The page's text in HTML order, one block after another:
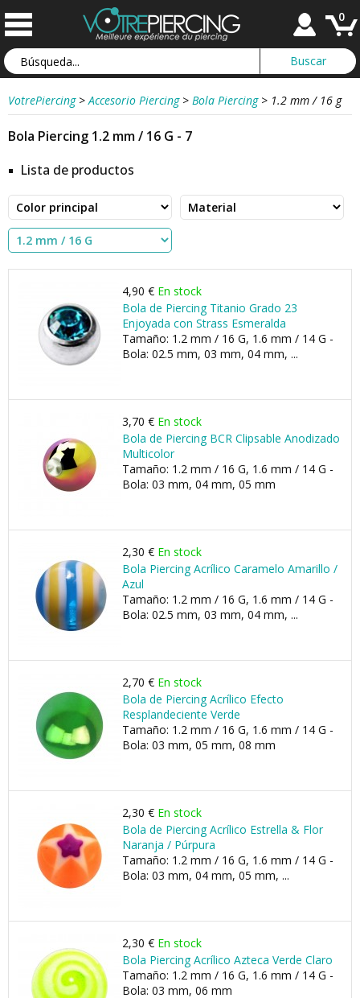
0
VotrePiercing > Accesorio Piercing > Bola Piercing > 1.2 mm / 16 g
Bola Piercing 1.2 mm / 16 G - 7
Lista de productos
4,90 € En stock
Bola de Piercing Titanio Grado 23
Enjoyada con Strass Esmeralda
Tamaño: 1.2 mm / 16 G, 1.6 mm / 14 G -
Bola: 02.5 mm, 03 mm, 04 mm, ...
3,70 € En stock
Bola de Piercing BCR Clipsable Anodizado
Multicolor
Tamaño: 1.2 mm / 16 G, 1.6 mm / 14 G -
Bola: 03 mm, 04 mm, 05 mm
2,30 € En stock
Bola Piercing Acrílico Caramelo Amarillo /
Azul
Tamaño: 1.2 mm / 16 G, 1.6 mm / 14 G -
Bola: 02.5 mm, 03 mm, 04 mm, ...
2,70 € En stock
Bola de Piercing Acrílico Efecto
Resplandeciente Verde
Tamaño: 1.2 mm / 16 G, 1.6 mm / 14 G -
Bola: 03 mm, 05 mm, 08 mm
2,30 € En stock
Bola de Piercing Acrílico Estrella & Flor
Naranja / Púrpura
Tamaño: 1.2 mm / 16 G, 1.6 mm / 14 G -
Bola: 03 mm, 04 mm, 05 mm, ...
2,30 € En stock
Bola Piercing Acrílico Azteca Verde Claro
Tamaño: 1.2 mm / 16 G, 1.6 mm / 14 G -
Bola: 03 mm, 06 mm